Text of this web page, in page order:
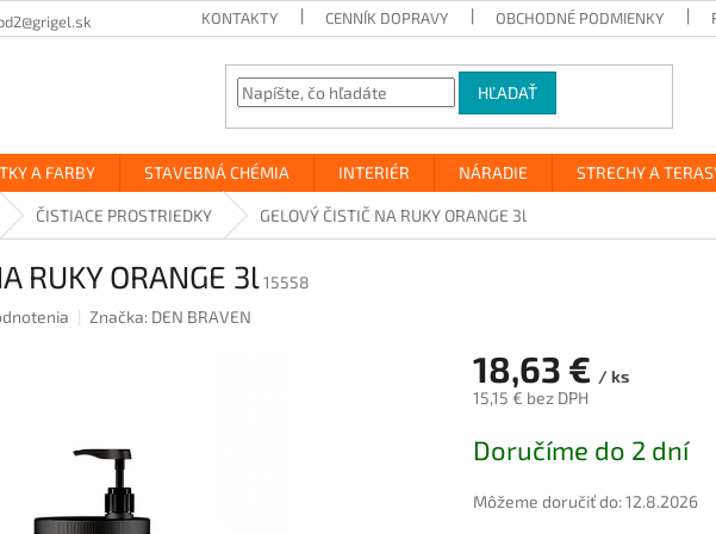
KONTAKTY CENNÍK DOPRAVY OBCHODNÉ PODMIENKY
HĽADAŤ
A FARBY STAVEBNÁ CHÉMIA INTERIÉR NÁRADIE STRECHY A
ČISTIACE PROSTRIEDKY GELOVÝ ČISTIČ NA RUKY ORANGE 3l
RUKY ORANGE 3l15558
Značka: DEN BRAVEN
18,63 € / ks
15,15 € bez DPH
cena:
Doručíme do 2 dní
Môžeme doručiť do:12.8.2026